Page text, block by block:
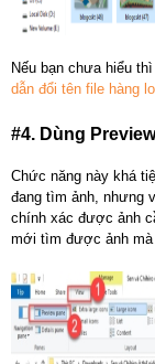
Nếu bạn chưa hiểu
dẫn đổi tên file hàng
#4. Dùng
Chức năng này khá
đang tìm ảnh, nhưng
chính xác được ảnh
mới tìm được ảnh mà